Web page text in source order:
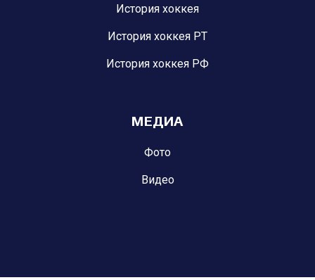
История хоккея
История хоккея РТ
История хоккея РФ
МЕДИА
Фото
Видео